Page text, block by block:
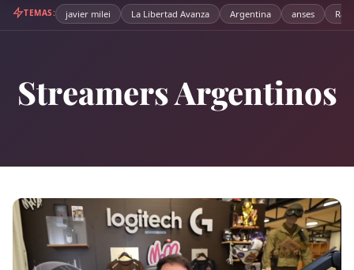
TEMAS: javier milei La Libertad Avanza Argentina anses
Streamers Argentinos